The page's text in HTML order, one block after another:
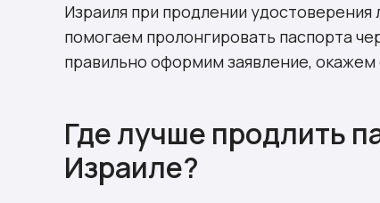
Израиля при продлении
помогаем пролонгировать паспорта
правильно оформим заявление,
Где лучше продлить
Израиле?